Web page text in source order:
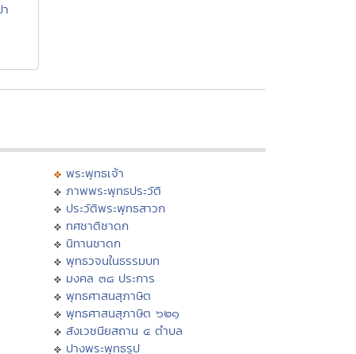
พระพุทธเจ้า
ภาพพระพุทธประวัติ
ประวัติพระพุทธสาวก
ทศชาติชาดก
นิทานชาดก
พุทธวจนในธรรมบท
มงคล ๓๘ ประการ
พุทธศาสนสุภาษิต
พุทธศาสนสุภาษิต ๖๒๑
สังเวชนียสถาน ๔ ตำบล
ปางพระพุทธรูป